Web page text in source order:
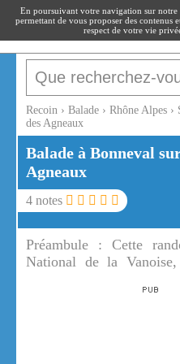
recoin.fr
Recoin › Balade › Rhône Alpes ›
des Agneaux
Balade à Bonneval
Agneaux
4 notes
Préambule : Cette
National de la
travers éboulis et
En poursuivant votre navigation sur notre
permettant de vous proposer des contenus
respect de votre vie